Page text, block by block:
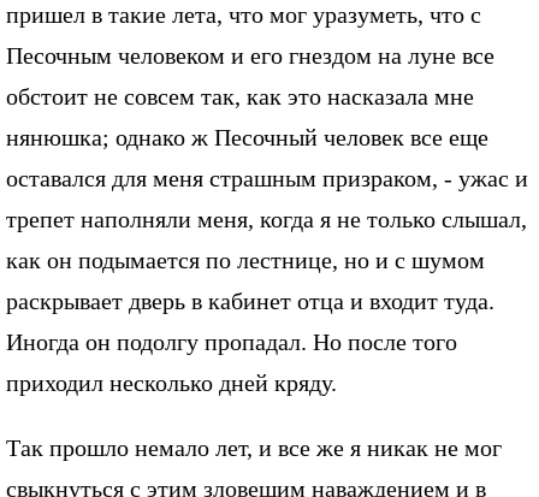
пришел в такие лета, что мог уразуметь, что с
Песочным человеком и его гнездом на луне все
обстоит не совсем так, как это насказала мне
нянюшка; однако ж Песочный человек все еще
оставался для меня страшным призраком, - ужас и
трепет наполняли меня, когда я не только слышал,
как он подымается по лестнице, но и с шумом
раскрывает дверь в кабинет отца и входит туда.
Иногда он подолгу пропадал. Но после того
приходил несколько дней кряду.
Так прошло немало лет, и все же я никак не мог
свыкнуться с этим зловещим наваждением и в